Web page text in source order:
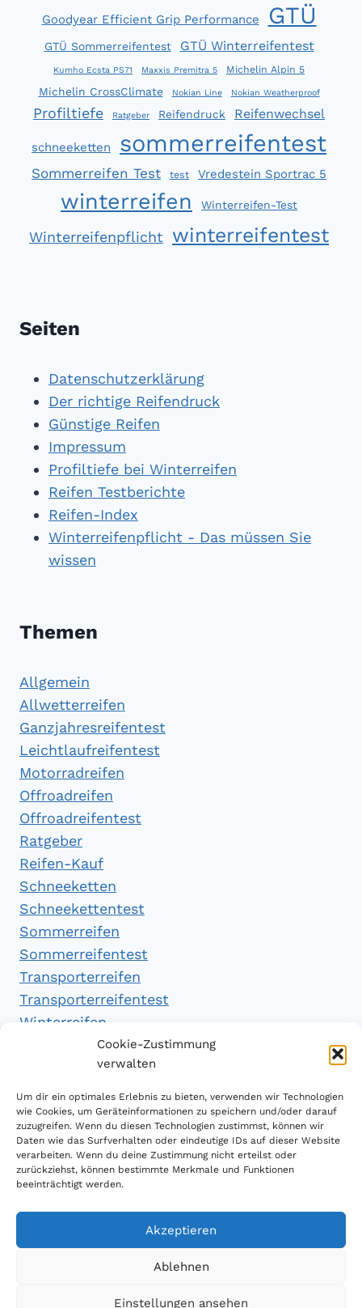
Cookie-Zustimmung
verwalten
Um dir ein optimales Erlebnis zu bieten, verwenden wir Technologien
wie Cookies, um Geräteinformationen zu speichern und/oder darauf
zuzugreifen. Wenn du diesen Technologien zustimmst, können wir
Daten wie das Surfverhalten oder eindeutige IDs auf dieser Website
verarbeiten. Wenn du deine Zustimmung nicht erteilst oder
zurückziehst, können bestimmte Merkmale und Funktionen
beeinträchtigt werden.
Akzeptieren
Ablehnen
Einstellungen ansehen
Goodyear Efficient Grip Performance GTÜ
GTÜ Sommerreifentest GTÜ Winterreifentest
Kumho Ecsta PS71 Maxxis Premitra 5 Michelin Alpin 5
Michelin CrossClimate Nokian Line Nokian Weatherproof
Profiltiefe Ratgeber Reifendruck Reifenwechsel
schneeketten sommerreifentest
Sommerreifen Test test Vredestein Sportrac 5
winterreifen Winterreifen-Test
Winterreifenpflicht winterreifentest
Seiten
Datenschutzerklärung
Der richtige Reifendruck
Günstige Reifen
Impressum
Profiltiefe bei Winterreifen
Reifen Testberichte
Reifen-Index
Winterreifenpflicht - Das müssen Sie
wissen
Themen
Allgemein
Allwetterreifen
Ganzjahresreifentest
Leichtlaufreifentest
Motorradreifen
Offroadreifen
Offroadreifentest
Ratgeber
Reifen-Kauf
Schneeketten
Schneekettentest
Sommerreifen
Sommerreifentest
Transporterreifen
Transporterreifentest
Winterreifen
Winterreifentest
Empfehlungen
Handytarifvergleich
Luftsport Magazin